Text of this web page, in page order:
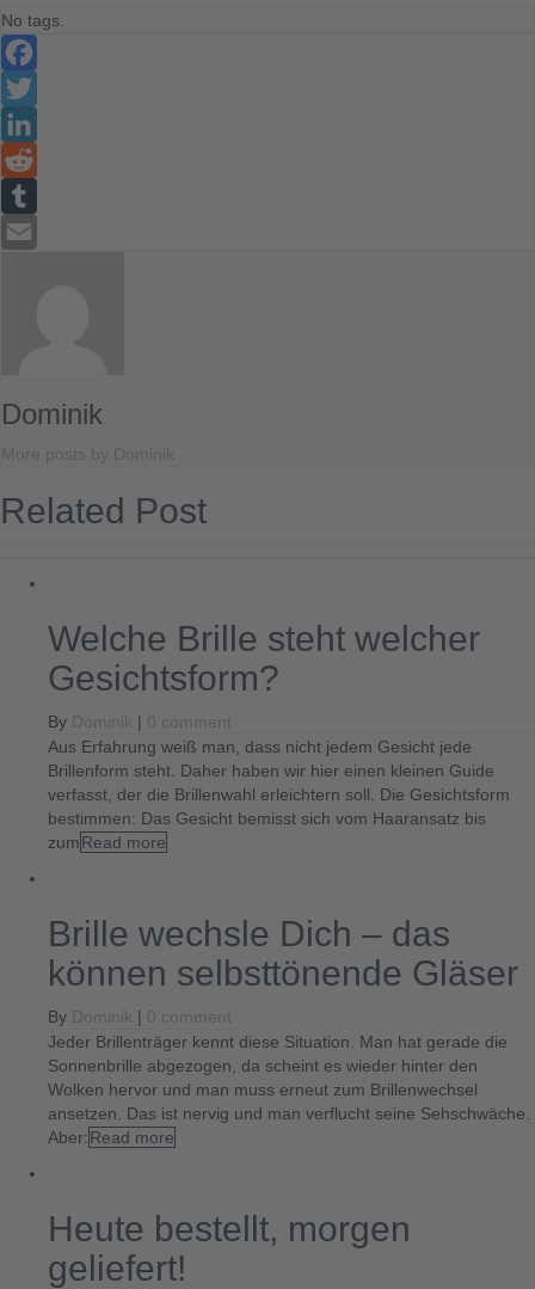
No tags.
Facebook
Twitter
LinkedIn
Reddit
Tumblr
Dominik
More posts by Dominik
Related Post
Welche Brille steht welcher
Gesichtsform?
By Dominik | 0 comment
Aus Erfahrung weiß man, dass nicht jedem Gesicht jede
Brillenform steht. Daher haben wir hier einen kleinen Guide
verfasst, der die Brillenwahl erleichtern soll. Die Gesichtsform
bestimmen: Das Gesicht bemisst sich vom Haaransatz bis
zumRead more
Brille wechsle Dich – das
können selbsttönende Gläser
By Dominik | 0 comment
Jeder Brillenträger kennt diese Situation. Man hat gerade die
Sonnenbrille abgezogen, da scheint es wieder hinter den
Wolken hervor und man muss erneut zum Brillenwechsel
ansetzen. Das ist nervig und man verflucht seine Sehschwäche.
Aber:Read more
Heute bestellt, morgen
geliefert!